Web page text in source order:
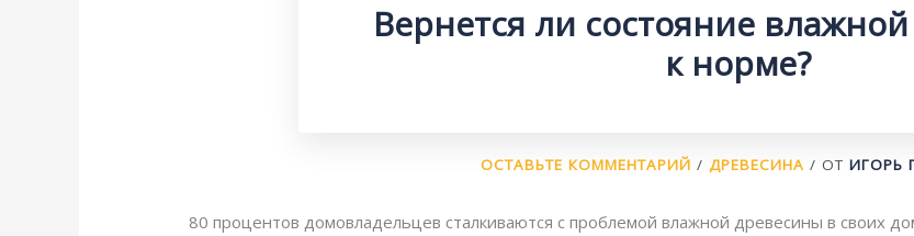
Вернется ли состояние
к норме?
ОСТАВЬТЕ КОММЕНТАРИЙ / ДРЕВЕСИНА / ОТ ИГОРЬ
80 процентов домовладельцев сталкиваются с проблемой влажной древесины в своих